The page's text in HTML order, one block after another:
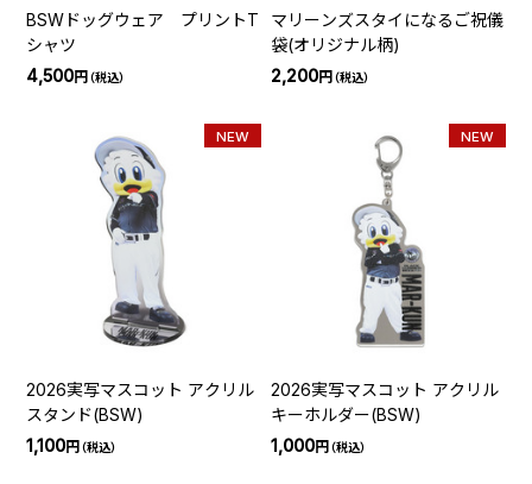
BSWドッグウェア プリントT
シャツ
4,500円（税込）
マリーンズスタイになるご祝儀
袋(オリジナル柄)
2,200円（税込）
NEW
2026実写マスコット アクリル
スタンド(BSW)
1,100円（税込）
NEW
2026実写マスコット アクリル
キーホルダー(BSW)
1,000円（税込）